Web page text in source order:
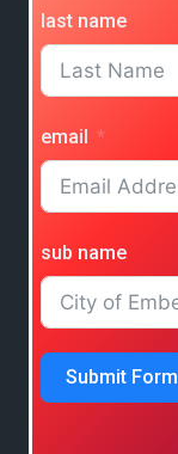
last name
email
sub name
Submit Form